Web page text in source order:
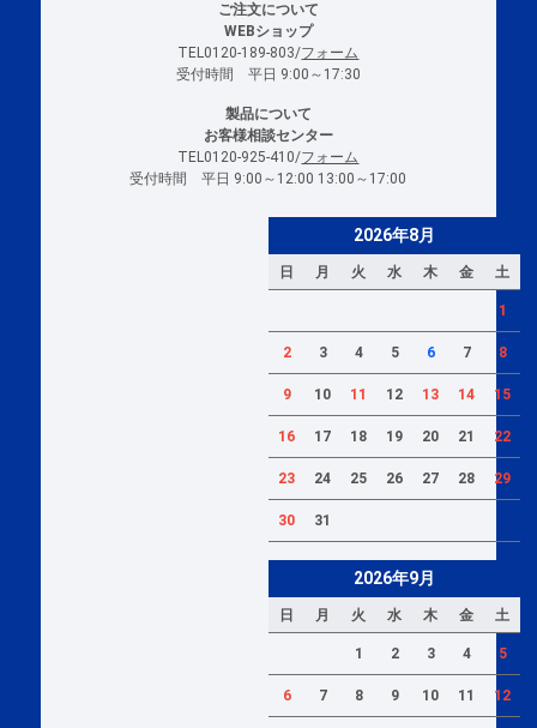
ご注文について
WEBショップ
TEL0120-189-803/フォーム
受付時間 平日 9:00～17:30
製品について
お客様相談センター
TEL0120-925-410/フォーム
受付時間 平日 9:00～12:00 13:00～17:00
2026年8月
日 月 火 水 木 金 土
1
2 3 4 5 6 7 8
9 10 11 12 13 14 15
16 17 18 19 20 21 22
23 24 25 26 27 28 29
30 31
2026年9月
日 月 火 水 木 金 土
1 2 3 4 5
6 7 8 9 10 11 12